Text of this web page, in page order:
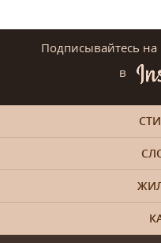
Подписывайтесь
в